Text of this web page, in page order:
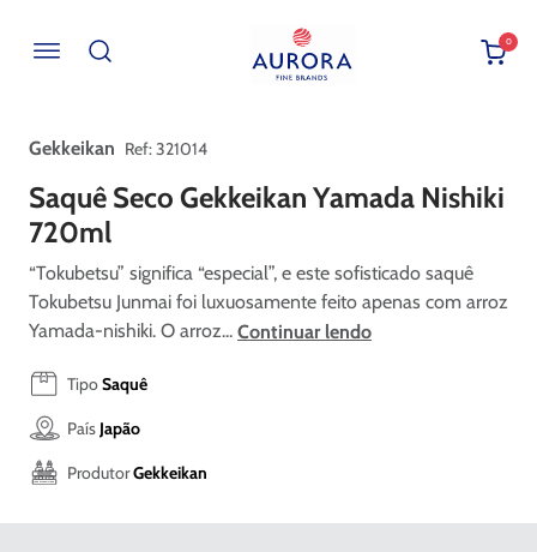
0
Gekkeikan
:321014
Saquê Seco Gekkeikan Yamada Nishiki
720ml
“Tokubetsu” significa “especial”, e este sofisticado saquê
Tokubetsu Junmai foi luxuosamente feito apenas com arroz
Yamada-nishiki. O arroz... Continuar lendo
TipoSaquê
País Japão
ProdutorGekkeikan